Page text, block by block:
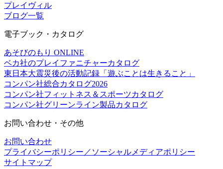
プレイヴィル
ブログ一覧
電子ブック・カタログ
あそびのもり ONLINE
ベカ社のプレイファニチャーカタログ
東日本大震災後の活動記録「遊ぶことは生きること」
コンパン社総合カタログ2026
コンパン社フィットネス＆スポーツカタログ
コンパン社グリーンライン製品カタログ
お問い合わせ・その他
お問い合わせ
プライバシーポリシー／ソーシャルメディアポリシー
サイトマップ